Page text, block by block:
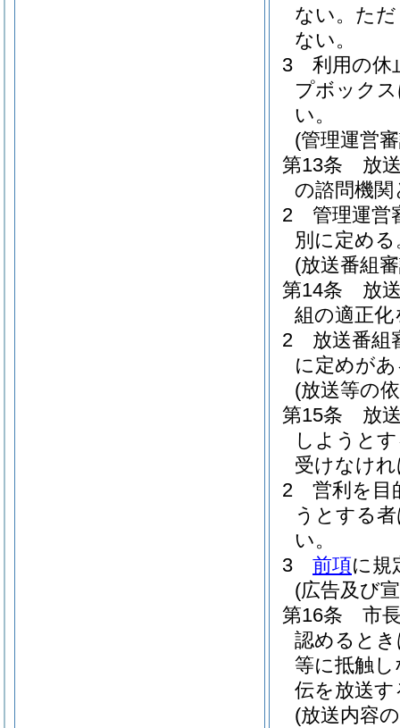
ない。 た
ない。
3
利用の休
プボック
い。
(管理運営
第13条
放
の諮問機
2
管理運営
別に定める
(放送番組
第14条
放
組の適正
2
放送番組
に定めが
(放送等の
第15条
放
しようと
受けなけ
2
営利を目
うとする
い。
3
前項に規
(広告及び
第16条
市
認めると
等に抵触
伝を放送
(放送内容